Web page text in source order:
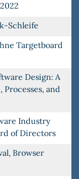
Schleife
Targetboard
Design: A
and
Industry
of Directors
Browser